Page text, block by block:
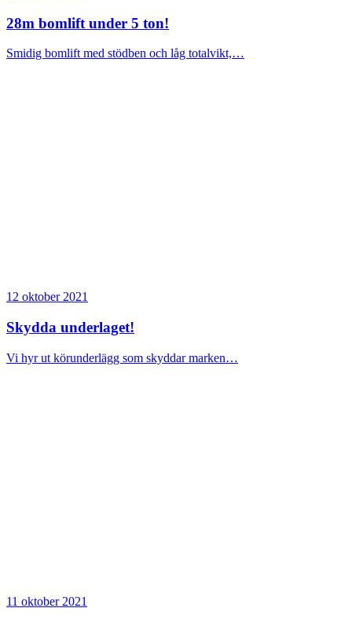
28m bomlift under 5 ton!
Smidig bomlift med stödben och låg totalvikt,…
12 oktober 2021
Skydda underlaget!
Vi hyr ut körunderlägg som skyddar marken…
11 oktober 2021